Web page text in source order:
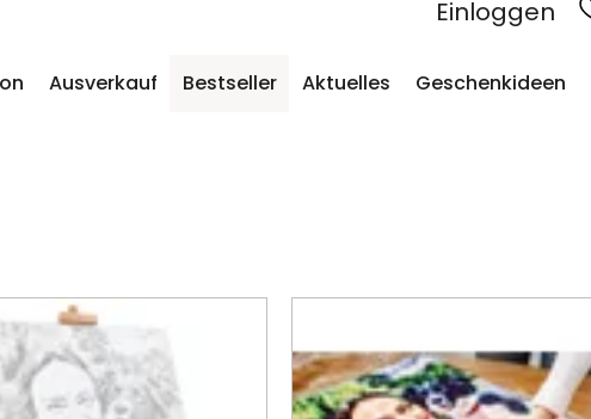
Einloggen
Ausverkauf Bestseller Aktuelles Geschenkideen